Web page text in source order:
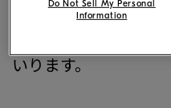
化、コスト削減、セ
いります。
Do Not Sell My Personal
Information